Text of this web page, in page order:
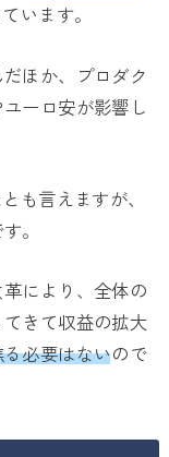
います。
ほか、プロダク
ーロ安が影響し
も言えますが、
。
により、全体の
きて収益の拡大
必要はないので